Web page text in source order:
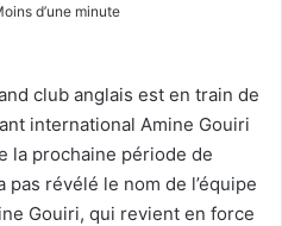
d’une minute
club anglais est en train de
international Amine Gouiri
la prochaine période de
pas révélé le nom de l’équipe
Gouiri, qui revient en force